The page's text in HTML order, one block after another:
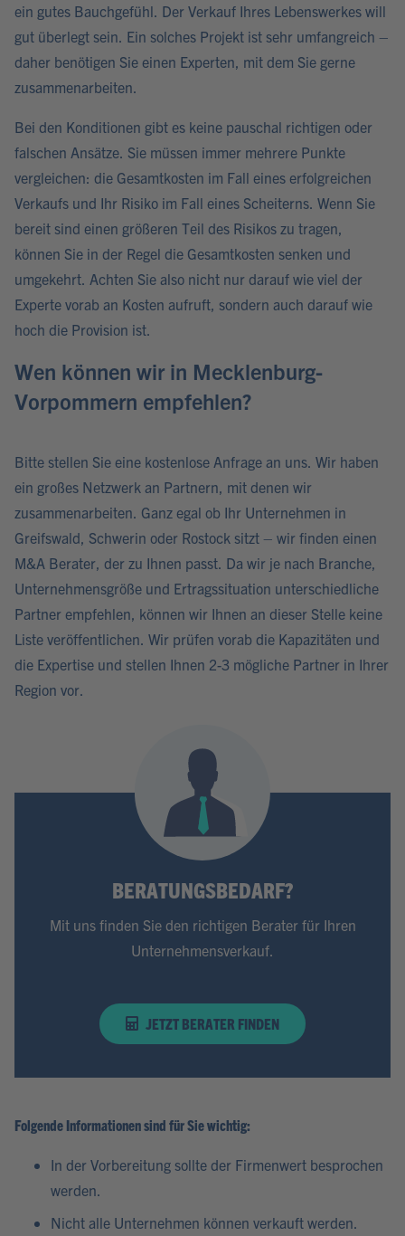
ein gutes Bauchgefühl. Der Verkauf Ihres Lebenswerkes will
gut überlegt sein. Ein solches Projekt ist sehr umfangreich –
daher benötigen Sie einen Experten, mit dem Sie gerne
zusammenarbeiten.
Bei den Konditionen gibt es keine pauschal richtigen oder
falschen Ansätze. Sie müssen immer mehrere Punkte
vergleichen: die Gesamtkosten im Fall eines erfolgreichen
Verkaufs und Ihr Risiko im Fall eines Scheiterns. Wenn Sie
bereit sind einen größeren Teil des Risikos zu tragen,
können Sie in der Regel die Gesamtkosten senken und
umgekehrt. Achten Sie also nicht nur darauf wie viel der
Experte vorab an Kosten aufruft, sondern auch darauf wie
hoch die Provision ist.
Wen können wir in Mecklenburg-
Vorpommern empfehlen?
Bitte stellen Sie eine kostenlose Anfrage an uns. Wir haben
ein großes Netzwerk an Partnern, mit denen wir
zusammenarbeiten. Ganz egal ob Ihr Unternehmen in
Greifswald, Schwerin oder Rostock sitzt – wir finden einen
M&A Berater, der zu Ihnen passt. Da wir je nach Branche,
Unternehmensgröße und Ertragssituation unterschiedliche
Partner empfehlen, können wir Ihnen an dieser Stelle keine
Liste veröffentlichen. Wir prüfen vorab die Kapazitäten und
die Expertise und stellen Ihnen 2-3 mögliche Partner in Ihrer
Region vor.
BERATUNGSBEDARF?
Mit uns finden Sie den richtigen Berater für Ihren
Unternehmensverkauf.
JETZT BERATER FINDEN
Folgende Informationen sind für Sie wichtig:
In der Vorbereitung sollte der Firmenwert besprochen
werden.
Nicht alle Unternehmen können verkauft werden.